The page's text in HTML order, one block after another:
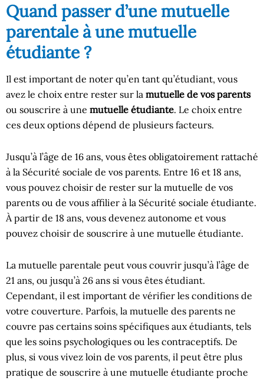
Quand passer d’une mutuelle
parentale à une mutuelle
étudiante ?
Il est important de noter qu’en tant qu’étudiant, vous
avez le choix entre rester sur la mutuelle de vos parents
ou souscrire à une mutuelle étudiante. Le choix entre
ces deux options dépend de plusieurs facteurs.
Jusqu’à l’âge de 16 ans, vous êtes obligatoirement rattaché
à la Sécurité sociale de vos parents. Entre 16 et 18 ans,
vous pouvez choisir de rester sur la mutuelle de vos
parents ou de vous affilier à la Sécurité sociale étudiante.
À partir de 18 ans, vous devenez autonome et vous
pouvez choisir de souscrire à une mutuelle étudiante.
La mutuelle parentale peut vous couvrir jusqu’à l’âge de
21 ans, ou jusqu’à 26 ans si vous êtes étudiant.
Cependant, il est important de vérifier les conditions de
votre couverture. Parfois, la mutuelle des parents ne
couvre pas certains soins spécifiques aux étudiants, tels
que les soins psychologiques ou les contraceptifs. De
plus, si vous vivez loin de vos parents, il peut être plus
pratique de souscrire à une mutuelle étudiante proche